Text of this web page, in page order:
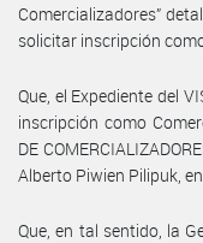
Comercializadores”
solicitar inscripción
Que, el Expediente del
inscripción como
DE
Alberto Piwien Pilipuk,
Que, en tal sentido, la